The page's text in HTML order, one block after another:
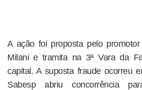
A ação foi proposta pelo
Milani e tramita na 3ª Vara da
capital. A suposta fraude ocorreu
Sabesp abriu concorrência